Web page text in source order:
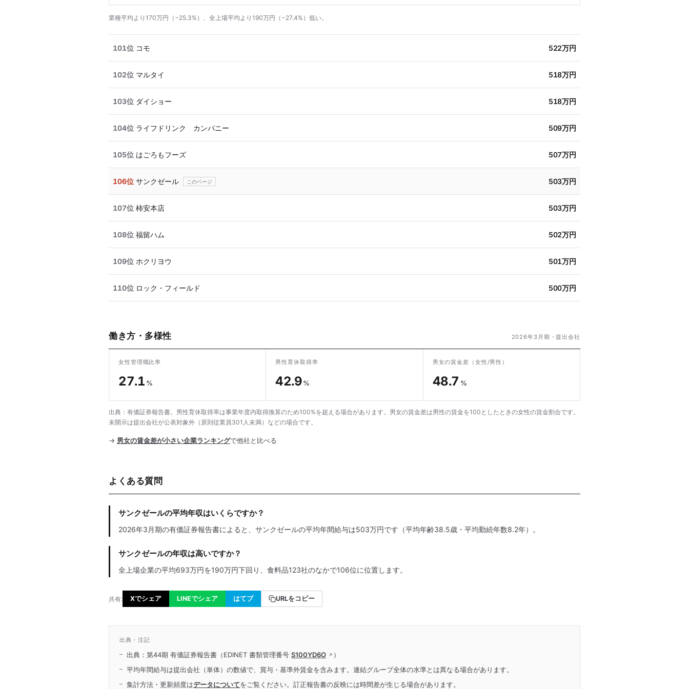
業種平均より170万円（−25.3%）、全上場平均より190万円（−27.4%）低い。
101位 コモ 522万円
102位 マルタイ 518万円
103位 ダイショー 518万円
104位 ライフドリンク カンパニー 509万円
105位 はごろもフーズ 507万円
106位 サンクゼール 503万円
107位 柿安本店 503万円
108位 福留ハム 502万円
109位 ホクリヨウ 501万円
110位 ロック・フィールド 500万円
働き方・多様性 2026年3月期・提出会社
女性管理職比率
27.1 %
男性育休取得率
42.9%
男女の賃金差 （女性/男性）
48.7 %
出典：有価証券報告書。男性育休取得率は事業年度内取得換算のため100%を超える場合があります。男女の賃金差は男性の賃金を100としたときの女性の賃金割合です。
未開示は提出会社が公表対象外（原則従業員301人未満）などの場合です。
→ 男女の賃金差が小さい企業ランキングで他社と比べる
よくある質問
サンクゼールの平均年収はいくらですか？
2026年3月期の有価証券報告書によると、サンクゼールの平均年間給与は503万円です（平均年齢38.5歳・平均勤続年数8.2年）。
サンクゼールの年収は高いですか？
全上場企業の平均693万円を190万円下回り、食料品123社のなかで106位に位置します。
共有: Xでシェア LINEでシェア はてブ URLをコピー
出典・注記
出典：第44期 有価証券報告書（EDINET 書類管理番号 S100YD6O
）
平均年間給与は提出会社（単体）の数値で、賞与・基準外賃金を含みます。連結グループ全体の水準とは異なる場合があります。
集計方法・更新頻度はデータについてをご覧ください。訂正報告書の反映には時間差が生じる場合があります。